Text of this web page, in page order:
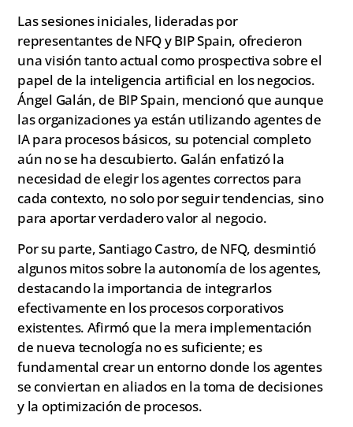
Las sesiones iniciales, lideradas por
representantes de NFQ y BIP Spain, ofrecieron
una visión tanto actual como prospectiva sobre el
papel de la inteligencia artificial en los negocios.
Ángel Galán, de BIP Spain, mencionó que aunque
las organizaciones ya están utilizando agentes de
IA para procesos básicos, su potencial completo
aún no se ha descubierto. Galán enfatizó la
necesidad de elegir los agentes correctos para
cada contexto, no solo por seguir tendencias, sino
para aportar verdadero valor al negocio.
Por su parte, Santiago Castro, de NFQ, desmintió
algunos mitos sobre la autonomía de los agentes,
destacando la importancia de integrarlos
efectivamente en los procesos corporativos
existentes. Afirmó que la mera implementación
de nueva tecnología no es suficiente; es
fundamental crear un entorno donde los agentes
se conviertan en aliados en la toma de decisiones
y la optimización de procesos.